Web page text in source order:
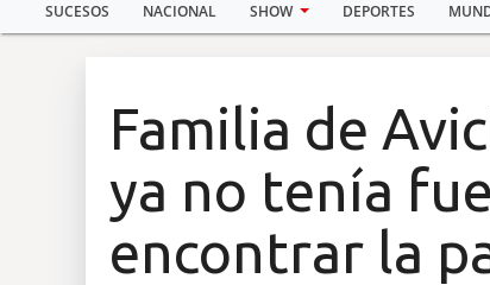
SUCESOS NACIONAL SHOW DEPORTES
Sucesos
Familia de
ya no tenía
encontrar la